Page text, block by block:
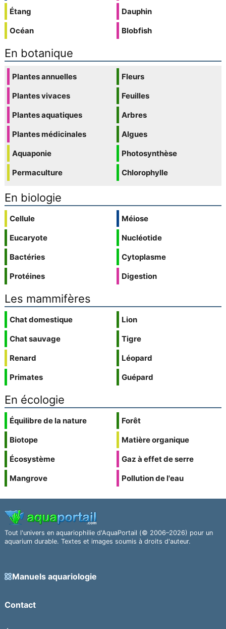
Étang
Océan
Dauphin
Blobfish
En botanique
Plantes annuelles
Plantes vivaces
Plantes aquatiques
Plantes médicinales
Aquaponie
Permaculture
Fleurs
Feuilles
Arbres
Algues
Photosynthèse
Chlorophylle
En biologie
Cellule
Eucaryote
Bactéries
Protéines
Méiose
Nucléotide
Cytoplasme
Digestion
Les mammifères
Chat domestique
Chat sauvage
Renard
Primates
Lion
Tigre
Léopard
Guépard
En écologie
Équilibre de la nature
Biotope
Écosystème
Mangrove
Forêt
Matière organique
Gaz à effet de serre
Pollution de l'eau
Tout l'univers en aquariophilie d'AquaPortail (© 2006–2026) pour un
aquarium durable. Textes et images soumis à droits d'auteur.
Manuels aquariologie
Contact